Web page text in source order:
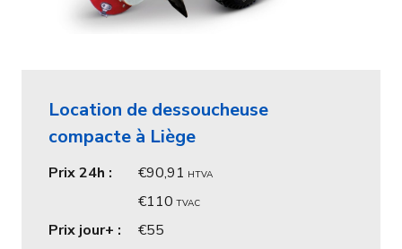
Location de dessoucheuse
compacte à Liège
Prix 24h : 90,91 HTVA
110 TVAC
Prix jour+ :
55